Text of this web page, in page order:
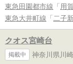
東急田園都市線 「 用賀
東急大井町線 「 二子
クオス宮崎台
掲載中 神奈川県川